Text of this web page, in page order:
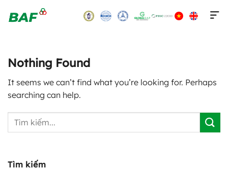
Nothing Found
It seems we can’t find what you’re looking for. Perhaps
searching can help.
Tìm kiếm